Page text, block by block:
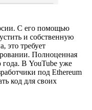
С его помощью
и собственную
это требует
Полноценная
года. В YouTube уже
под Ethereum
код для своих